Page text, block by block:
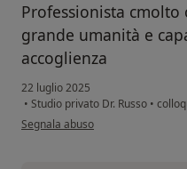
Professionista
grande umanità e
accoglienza
22 luglio 2025
• Studio privato Dr. Russo •
secondo l'opinione dell'utente
Segnala abuso